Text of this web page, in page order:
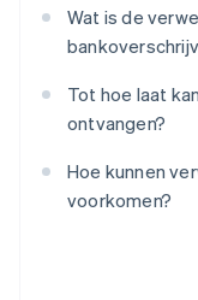
Wat is de
Tot hoe laat
ontvangen?
Hoe kunnen
voorkomen?